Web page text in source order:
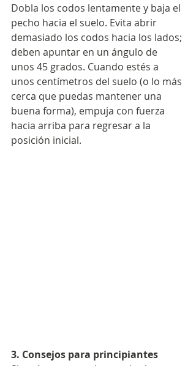
Dobla los codos lentamente y baja el
pecho hacia el suelo. Evita abrir
demasiado los codos hacia los lados;
deben apuntar en un ángulo de
unos 45 grados. Cuando estés a
unos centímetros del suelo (o lo más
cerca que puedas mantener una
buena forma), empuja con fuerza
hacia arriba para regresar a la
posición inicial.
3. Consejos para principiantes